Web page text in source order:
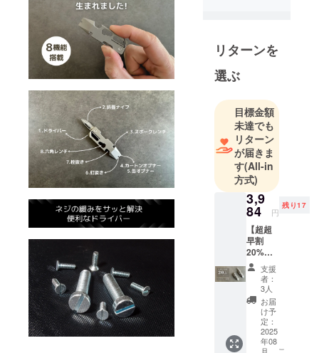
を通じて、
お客様の生
活をより便
利で快適に
するお手伝
いをしてい
ます。
実用的でデ
ザインにも
こだわった
商品を提供
し、これま
でにない新
しい価値を
す。お客様
の日常を豊
かにするこ
リターンを
選ぶ
目標金額
未達でも
リターン
が届きま
す(All-in
方式)
3,9
84 円
残り17
【超超
早割
20%OF
F】 チ
タン製
マルチ
ツール
販売予
定価
格：
支援
者：
3人
お届
け予
定：
2025
年08
月